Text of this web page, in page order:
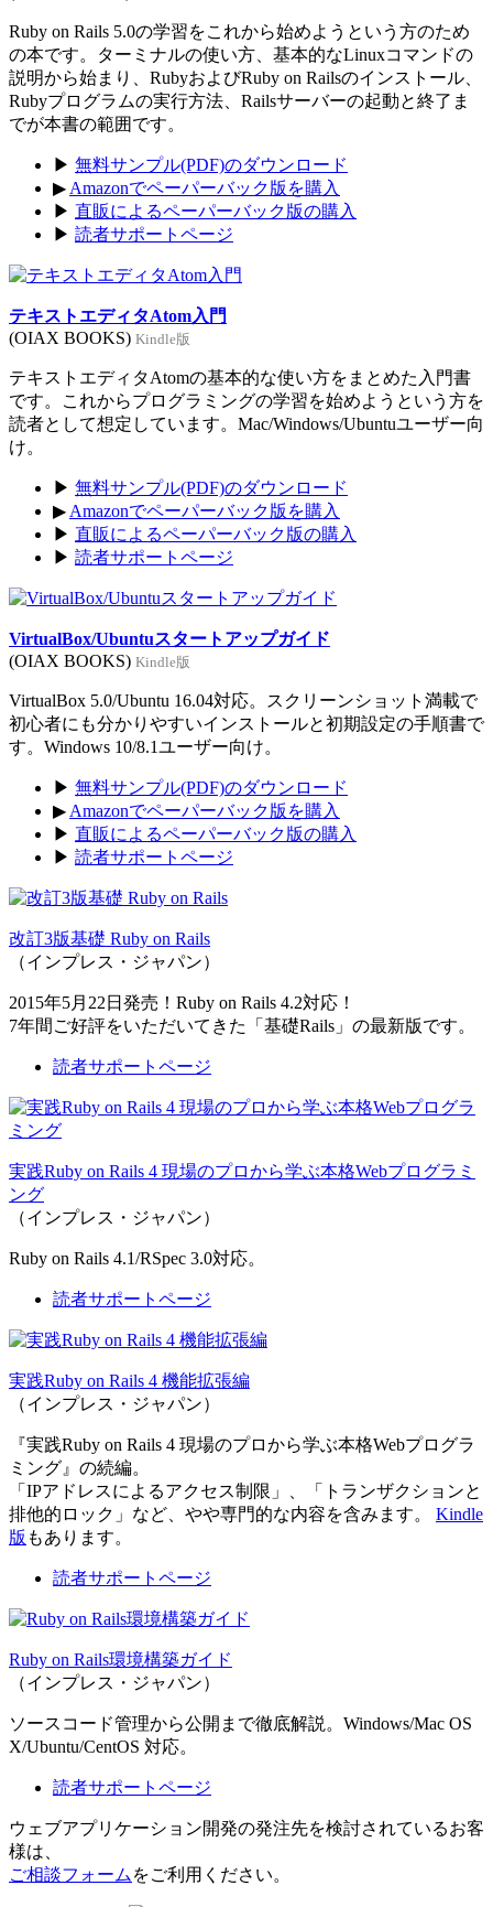
Ruby on Rails 5.0の学習をこれから始めようという方のため
の本です。ターミナルの使い方、基本的なLinuxコマンドの
説明から始まり、RubyおよびRuby on Railsのインストール、
Rubyプログラムの実行方法、Railsサーバーの起動と終了ま
でが本書の範囲です。
▶ 無料サンプル(PDF)のダウンロード
▶ Amazonでペーパーバック版を購入
▶ 直販によるペーパーバック版の購入
▶ 読者サポートページ
テキストエディタAtom入門
(OIAX BOOKS) Kindle版
テキストエディタAtomの基本的な使い方をまとめた入門書
です。これからプログラミングの学習を始めようという方を
読者として想定しています。Mac/Windows/Ubuntuユーザー向
け。
▶ 無料サンプル(PDF)のダウンロード
▶ Amazonでペーパーバック版を購入
▶ 直販によるペーパーバック版の購入
▶ 読者サポートページ
VirtualBox/Ubuntuスタートアップガイド
(OIAX BOOKS) Kindle版
VirtualBox 5.0/Ubuntu 16.04対応。スクリーンショット満載で
初心者にも分かりやすいインストールと初期設定の手順書で
す。Windows 10/8.1ユーザー向け。
▶ 無料サンプル(PDF)のダウンロード
▶ Amazonでペーパーバック版を購入
▶ 直販によるペーパーバック版の購入
▶ 読者サポートページ
改訂3版基礎 Ruby on Rails
（インプレス・ジャパン）
2015年5月22日発売！Ruby on Rails 4.2対応！
7年間ご好評をいただいてきた「基礎Rails」の最新版です。
読者サポートページ
実践Ruby on Rails 4 現場のプロから学ぶ本格Webプログラミ
ング
（インプレス・ジャパン）
Ruby on Rails 4.1/RSpec 3.0対応。
読者サポートページ
実践Ruby on Rails 4 機能拡張編
（インプレス・ジャパン）
『実践Ruby on Rails 4 現場のプロから学ぶ本格Webプログラ
ミング』の続編。
「IPアドレスによるアクセス制限」、「トランザクションと
排他的ロック」など、やや専門的な内容を含みます。 Kindle
版 もあります。
読者サポートページ
Ruby on Rails環境構築ガイド
（インプレス・ジャパン）
ソースコード管理から公開まで徹底解説。Windows/Mac OS
X/Ubuntu/CentOS 対応。
読者サポートページ
ウェブアプリケーション開発の発注先を検討されているお客
様は、
ご相談フォーム をご利用ください。